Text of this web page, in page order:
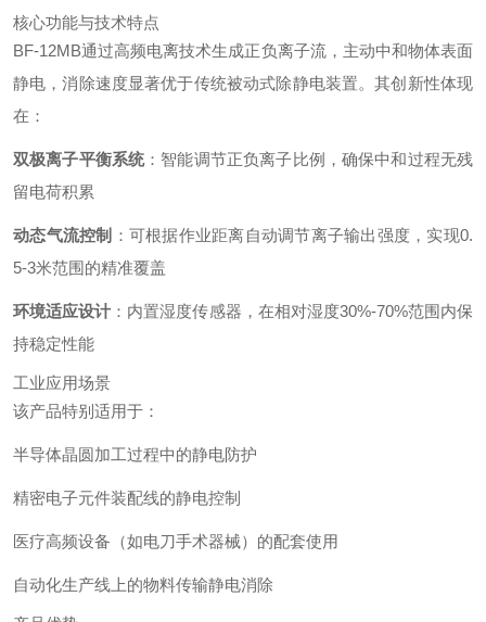
核心功能与技术特点
BF-12MB通过高频电离技术生成正负离子流，主动中和物体表面
静电，消除速度显著优于传统被动式除静电装置。其创新性体现
在：
双极离子平衡系统：智能调节正负离子比例，确保中和过程无残
留电荷积累
动态气流控制 ：可根据作业距离自动调节离子输出强度，实现0.
5-3米范围的精准覆盖
环境适应设计 ：内置湿度传感器，在相对湿度30%-70%范围内保
持稳定性能
工业应用场景
该产品特别适用于：
半导体晶圆加工过程中的静电防护
精密电子元件装配线的静电控制
医疗高频设备（如电刀手术器械）的配套使用
自动化生产线上的物料传输静电消除